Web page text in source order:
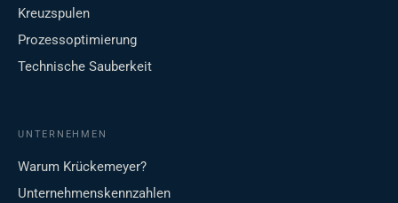
Kreuzspulen
Prozessoptimierung
Technische Sauberkeit
UNTERNEHMEN
Warum Krückemeyer?
Unternehmenskennzahlen